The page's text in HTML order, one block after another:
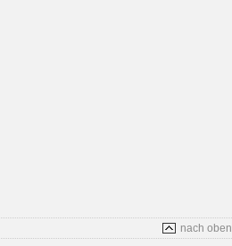
nach oben